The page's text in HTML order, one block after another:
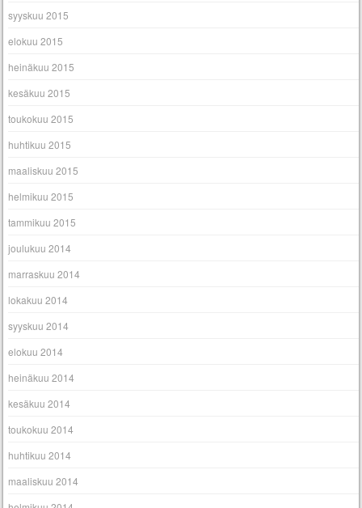
syyskuu 2015
elokuu 2015
heinäkuu 2015
kesäkuu 2015
toukokuu 2015
huhtikuu 2015
maaliskuu 2015
helmikuu 2015
tammikuu 2015
joulukuu 2014
marraskuu 2014
lokakuu 2014
syyskuu 2014
elokuu 2014
heinäkuu 2014
kesäkuu 2014
toukokuu 2014
huhtikuu 2014
maaliskuu 2014